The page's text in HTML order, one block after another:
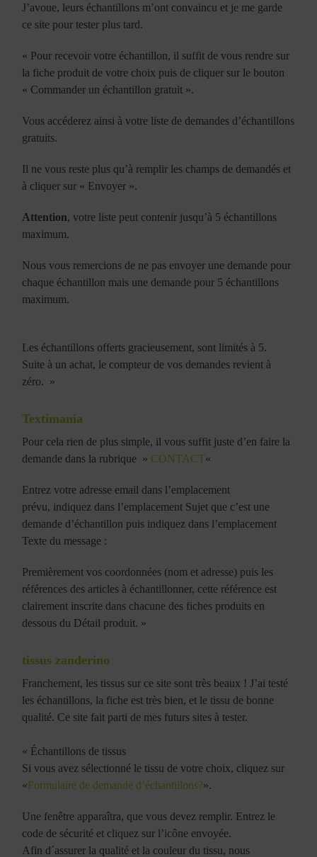
J’avoue, leurs échantillons m’ont convaincu et je me garde
ce site pour tester plus tard.
« Pour recevoir votre échantillon, il suffit de vous rendre sur
la fiche produit de votre choix puis de cliquer sur le bouton
« Commander un échantillon gratuit ».
Vous accéderez ainsi à votre liste de demandes d’échantillons
gratuits.
Il ne vous reste plus qu’à remplir les champs de demandés et
à cliquer sur « Envoyer ».
Attention, votre liste peut contenir jusqu’à 5 échantillons
maximum.
Nous vous remercions de ne pas envoyer une demande pour
chaque échantillon mais une demande pour 5 échantillons
maximum.
Les échantillons offerts gracieusement, sont limités à 5.
​Suite à un achat, le compteur de vos demandes revient à
zéro. »
Textimania
Pour cela rien de plus simple, il vous suffit juste d’en faire la
demande dans la rubrique » CONTACT«
Entrez votre adresse email dans l’emplacement
prévu, indiquez dans l’emplacement Sujet que c’est une
demande d’échantillon puis indiquez dans l’emplacement
Texte du message :
Premièrement vos coordonnées (nom et adresse) puis les
références des articles à échantillonner, cette référence est
clairement inscrite dans chacune des fiches produits en
dessous du Détail produit. »
tissus zanderino
Franchement, les tissus sur ce site sont très beaux ! J’ai testé
les échantillons, la fiche est très bien, et le tissu de bonne
qualité. Ce site fait parti de mes futurs sites à tester.
« Échantillons de tissus
Si vous avez sélectionné le tissu de votre choix, cliquez sur
«Formulaire de demande d’échantillons?».
Une fenêtre apparaîtra, que vous devez remplir. Entrez le
code de sécurité et cliquez sur l’icône envoyée.
Afin d´assurer la qualité et la couleur du tissu, nous